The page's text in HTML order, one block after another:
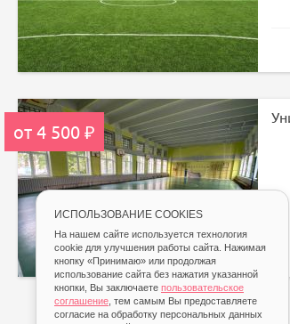
ИСПОЛЬЗОВАНИЕ COOKIES
На нашем сайте используется технология
cookie для улучшения работы сайта. Нажимая
кнопку «Принимаю» или продолжая
использование сайта без нажатия указанной
кнопки, Вы заключаете пользовательское
соглашение , тем самым Вы предоставляете
согласие на обработку персональных данных
от 4 500 ₽